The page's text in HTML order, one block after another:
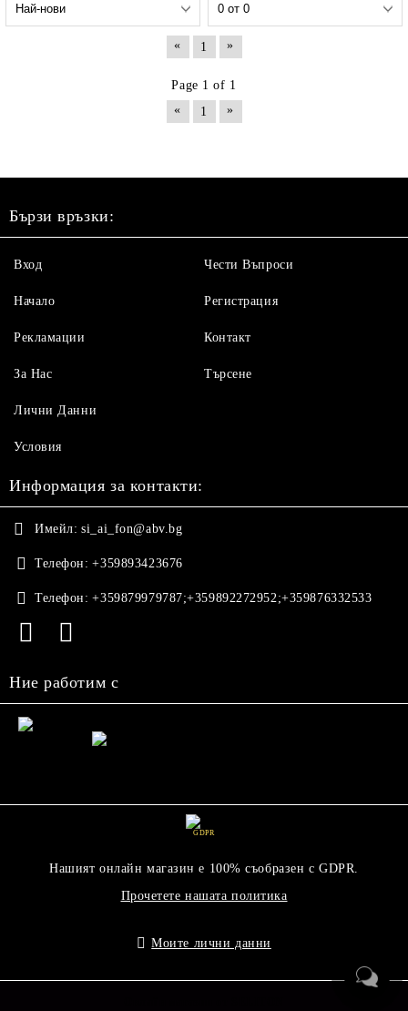
« 1 »
Page 1 of 1
«
1 »
Бързи връзки:
Вход
Начало
Рекламации
За Нас
Чести Въпроси
Регистрация
Контакт
Търсене
Лични Данни
Условия
Информация за контакти:
Имейл: si_ai_fon@abv.bg
Телефон: +359893423676
Телефон: +359879979787;+359892272952;+359876332533
Ние работим с
GDPR
Нашият онлайн магазин е 100% съобразен с GDPR.
Прочетете нашата политика
Моите лични данни